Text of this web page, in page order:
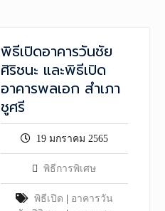
พิธีเปิดอาคารวันชัย
ศิริชนะ และพิธีเปิด
อาคารพลเอก สำเภา
ชูศรี
19 มกราคม 2565
พิธีการพิเศษ
พิธีเปิด
อาคารวัน